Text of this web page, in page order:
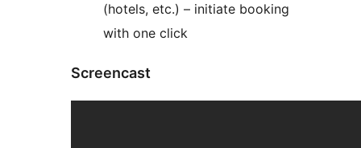
(hotels, etc.) – initiate booking
with one click
Screencast